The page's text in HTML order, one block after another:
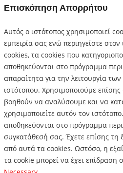
Επισκόπηση Απορρήτου
Αυτός ο ιστότοπος χρησιμοποιεί
εμπειρία σας ενώ περιηγείστε στον
cookies, τα cookies που
αποθηκεύονται στο πρόγραμμα
απαραίτητα για την λειτουργία
ιστότοπου. Χρησιμοποιούμε
βοηθούν να αναλύσουμε και να
χρησιμοποιείτε αυτόν τον ιστότοπο.
αποθηκεύονται στο πρόγραμμα
συγκατάθεσή σας. Έχετε επίσης τη
από αυτά τα cookies. Ωστόσο, η
τα cookie μπορεί να έχει επίδραση